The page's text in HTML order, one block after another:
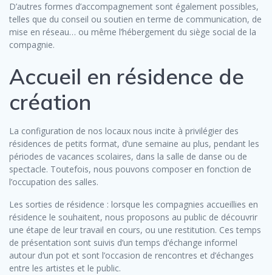
D’autres formes d’accompagnement sont également possibles,
telles que du conseil ou soutien en terme de communication, de
mise en réseau… ou même l’hébergement du siège social de la
compagnie.
Accueil en résidence de
création
La configuration de nos locaux nous incite à privilégier des
résidences de petits format, d’une semaine au plus, pendant les
périodes de vacances scolaires, dans la salle de danse ou de
spectacle. Toutefois, nous pouvons composer en fonction de
l’occupation des salles.
Les sorties de résidence : lorsque les compagnies accueillies en
résidence le souhaitent, nous proposons au public de découvrir
une étape de leur travail en cours, ou une restitution. Ces temps
de présentation sont suivis d’un temps d’échange informel
autour d’un pot et sont l’occasion de rencontres et d’échanges
entre les artistes et le public.